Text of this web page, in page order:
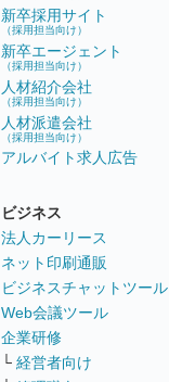
新卒採用サイト
（採用担当向け）
新卒エージェント
（採用担当向け）
人材紹介会社
（採用担当向け）
人材派遣会社
（採用担当向け）
アルバイト求人広告
ビジネス
法人カーリース
ネット印刷通販
ビジネスチャットツール
Web会議ツール
企業研修
└ 経営者向け